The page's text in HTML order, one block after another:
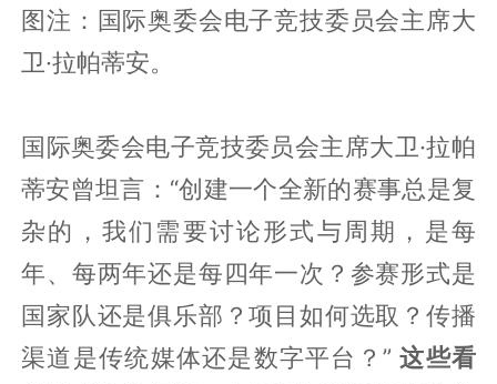
图注：国际奥委会电子竞技委员会主席大
卫·拉帕蒂安。
国际奥委会电子竞技委员会主席大卫·拉帕
蒂安曾坦言：“创建一个全新的赛事总是复
杂的，我们需要讨论形式与周期，是每
年、每两年还是每四年一次？参赛形式是
国家队还是俱乐部？项目如何选取？传播
渠道是传统媒体还是数字平台？”这些看